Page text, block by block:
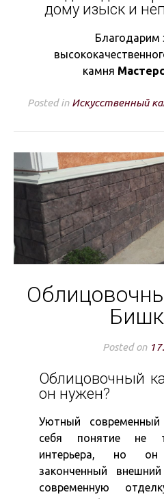
дому изыск и
Благодарим
камня
Posted in Искусственный
Posted on
Облицовочный
он нужен?
Уютный
себя понятие не
интерьера, но
законченный
современную